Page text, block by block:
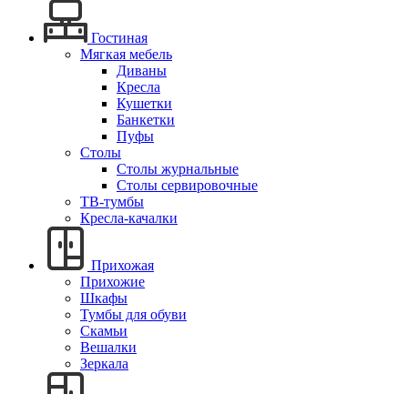
Гостиная
Мягкая мебель
Диваны
Кресла
Кушетки
Банкетки
Пуфы
Столы
Столы журнальные
Столы сервировочные
ТВ-тумбы
Кресла-качалки
Прихожая
Прихожие
Шкафы
Тумбы для обуви
Скамьи
Вешалки
Зеркала